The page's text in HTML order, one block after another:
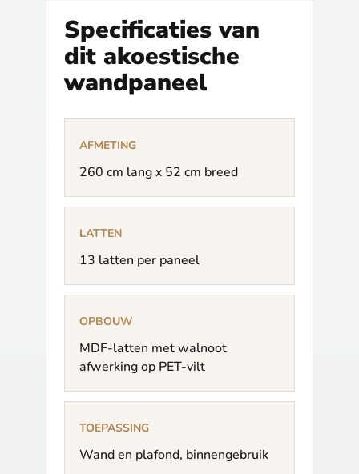
Specificaties van
dit akoestische
wandpaneel
AFMETING
260 cm lang x 52 cm breed
LATTEN
13 latten per paneel
OPBOUW
MDF-latten met walnoot
afwerking op PET-vilt
TOEPASSING
Wand en plafond, binnengebruik